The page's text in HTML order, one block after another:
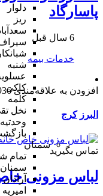
دلوار
ریز
شنبه
کاکی
کلمه
نخل
وحدتیه
سمنان
تمام
سمنان
آرادان
امیریه
پاسارگاد
6 سال قبل
خدمات بیمه
افزودن به علاقه‌مندی 1936
البرز کرج
تماس بگیرید
لباس مزونی